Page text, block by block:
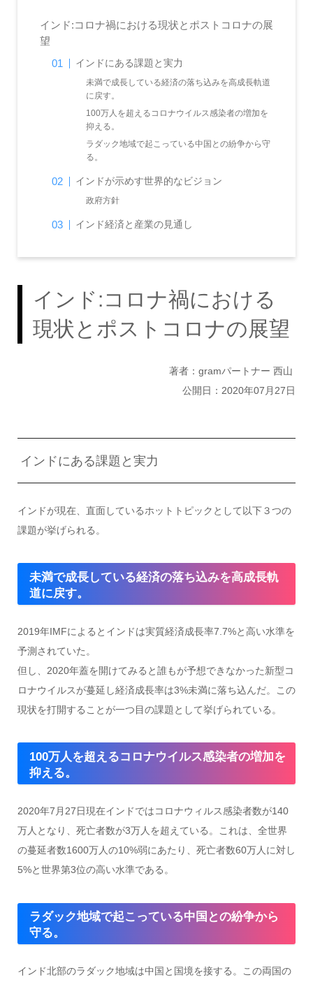
インド:コロナ禍における現状とポストコロナの展
望
インドにある課題と実力
未満で成長している経済の落ち込みを高成長軌道
に戻す。
100万人を超えるコロナウイルス感染者の増加を
抑える。
ラダック地域で起こっている中国との紛争から守
る。
インドが示めす世界的なビジョン
政府方針
インド経済と産業の見通し
インド:コロナ禍における
現状とポストコロナの展望
著者：gramパートナー 西山
公開日：2020年07月27日
インドにある課題と実力
インドが現在、直面しているホットトピックとして以下３つの
課題が挙げられる。
未満で成長している経済の落ち込みを高成長軌
道に戻す。
2019年IMFによるとインドは実質経済成長率7.7%と高い水準を
予測されていた。
但し、2020年蓋を開けてみると誰もが予想できなかった新型コ
ロナウイルスが蔓延し経済成長率は3%未満に落ち込んだ。この
現状を打開することが一つ目の課題として挙げられている。
100万人を超えるコロナウイルス感染者の増加を
抑える。
2020年7月27日現在インドではコロナウィルス感染者数が140
万人となり、死亡者数が3万人を超えている。これは、全世界
の蔓延者数1600万人の10%弱にあたり、死亡者数60万人に対し
5%と世界第3位の高い水準である。
ラダック地域で起こっている中国との紛争から
守る。
インド北部のラダック地域は中国と国境を接する。この両国の